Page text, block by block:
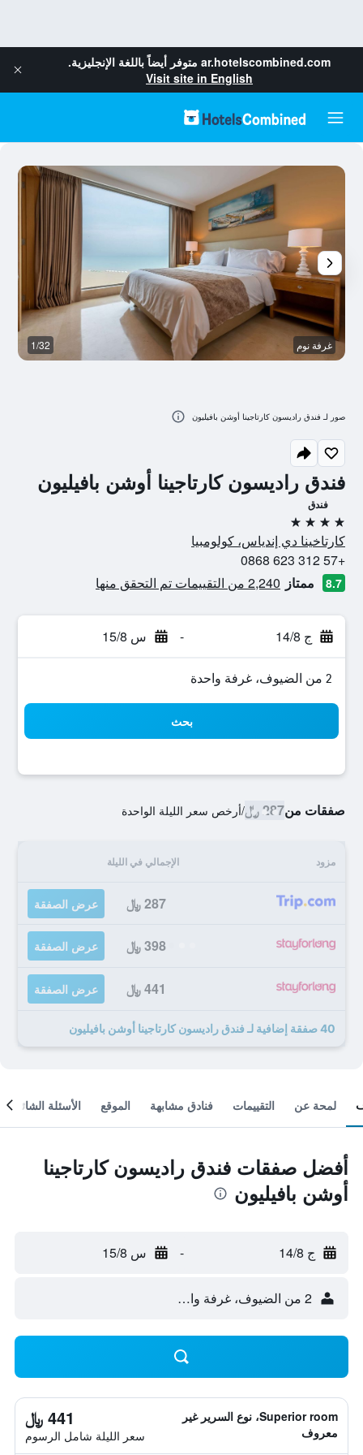
ar.hotelscombined.com متوفر أيضاً باللغة الإنجليزية.
Visit site in English
فندق راديسون كارتاجينا أوشن بافيليون
فندق
4 نجوم
كارتاخينا دي إندياس، كولومبيا
+57 312 623 0868
8.7 ممتاز 2,240 من التقييمات تم التحقق منها
ج 14/8 - س 15/8
2 من الضيوف، غرفة واحدة
بحث
صفقات من287 ﷼ /أرخص سعر الليلة الواحدة
مزود الإجمالي في الليلة
287 ﷼ عرض الصفقة
398 ﷼ عرض الصفقة
441 ﷼ عرض الصفقة
40 صفقة إضافية لـ فندق راديسون كارتاجينا أوشن بافيليون
غرفة نوم 1/32
صور لـ فندق راديسون كارتاجينا أوشن بافيليون
لمحة عن التقييمات فنادق مشابهة الموقع الأسئلة الشائعة
أفضل صفقات فندق راديسون كارتاجينا
أوشن بافيليون
ج 14/8 - س 15/8
2 من الضيوف، غرفة واحدة
Superior room، نوع السرير غير
معروف
441 ﷼
سعر الليلة شامل الرسوم